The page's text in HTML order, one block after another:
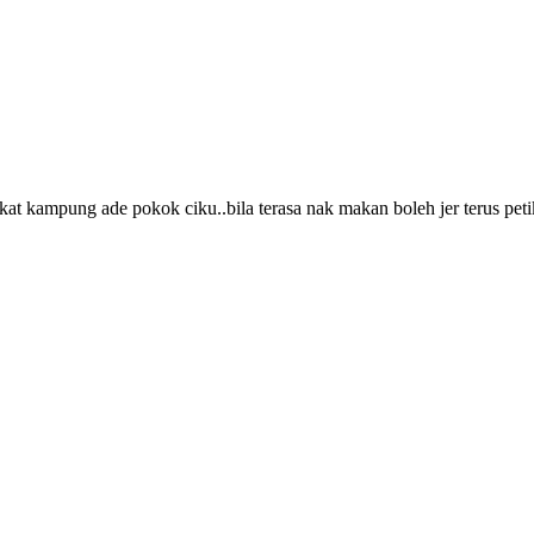
kampung ade pokok ciku..bila terasa nak makan boleh jer terus